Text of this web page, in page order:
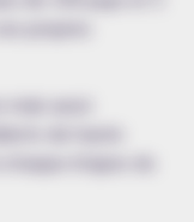
aussi